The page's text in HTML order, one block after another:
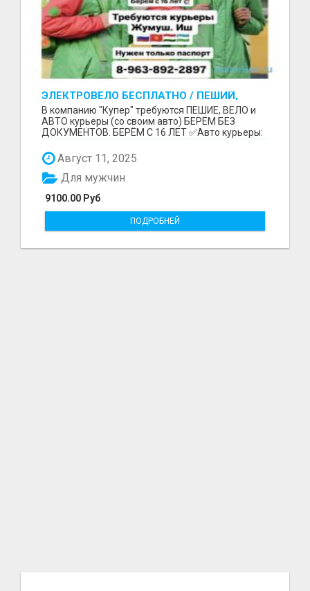
ЭЛЕКТРОВЕЛО БЕСПЛАТНО / ПЕШИЙ,
ВЕЛО, АВТО КУРЬЕРЛЕР / БЕРЕМ БЕЗ
ДОКУМЕНТОВ / ЛЮБОЙ РАЙОН / С 16 ЛЕТ
В компанию "Купер" требуются ПЕШИЕ, ВЕЛО и
АВТО курьеры (со своим авто) БЕРЁМ БЕЗ
ДОКУМЕНТОВ. БЕРЁМ С 16 ЛЕТ ✅Авто курьеры:
Август 11, 2025
9100.00 Руб
Для мужчин
ПОДРОБНЕЙ